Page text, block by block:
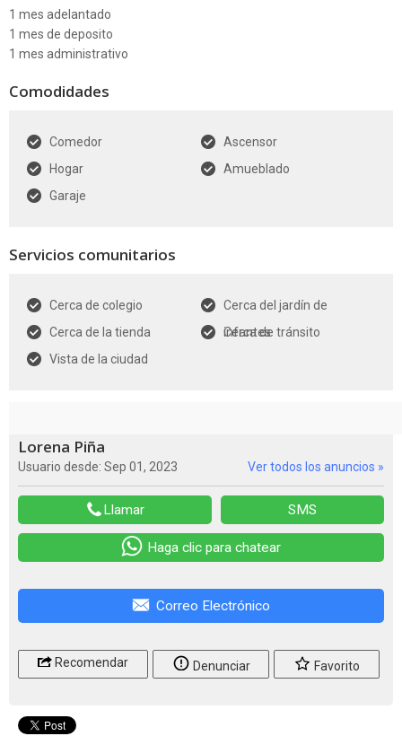
1 mes adelantado
1 mes de deposito
1 mes administrativo
Comodidades
Comedor
Ascensor
Hogar
Amueblado
Garaje
Servicios comunitarios
Cerca de colegio
Cerca del jardín de
infantes
Cerca de la tienda
Cerca de tránsito
Vista de la ciudad
Lorena Piña
Usuario desde: Sep 01, 2023 Ver todos los anuncios »
Llamar SMS
Haga clic para chatear
Correo Electrónico
Recomendar Denunciar Favorito